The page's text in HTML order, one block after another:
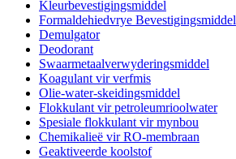
Kleurbevestigingsmiddel
Formaldehiedvrye Bevestigingsmiddel
Demulgator
Deodorant
Swaarmetaalverwyderingsmiddel
Koagulant vir verfmis
Olie-water-skeidingsmiddel
Flokkulant vir petroleumrioolwater
Spesiale flokkulant vir mynbou
Chemikalieë vir RO-membraan
Geaktiveerde koolstof